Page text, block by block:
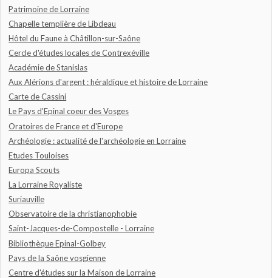
Patrimoine de Lorraine
Chapelle templière de Libdeau
Hôtel du Faune à Châtillon-sur-Saône
Cercle d'études locales de Contrexéville
Académie de Stanislas
Aux Alérions d'argent : héraldique et histoire de Lorraine
Carte de Cassini
Le Pays d'Epinal coeur des Vosges
Oratoires de France et d'Europe
Archéologie : actualité de l'archéologie en Lorraine
Etudes Touloises
Europa Scouts
La Lorraine Royaliste
Suriauville
Observatoire de la christianophobie
Saint-Jacques-de-Compostelle - Lorraine
Bibliothèque Epinal-Golbey
Pays de la Saône vosgienne
Centre d'études sur la Maison de Lorraine